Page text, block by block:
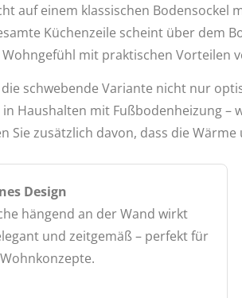
auf einem klassischen
Küchenzeile scheint über dem
mit praktischen Vorteilen
schwebende Variante nicht nur
Haushalten mit Fußbodenheizung –
zusätzlich davon, dass die
Design
hängend an der Wand wirkt
und zeitgemäß – perfekt für